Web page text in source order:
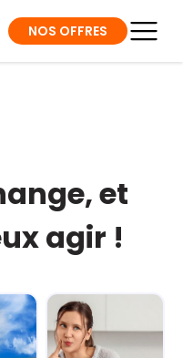
NOS OFFRES
et
agir !